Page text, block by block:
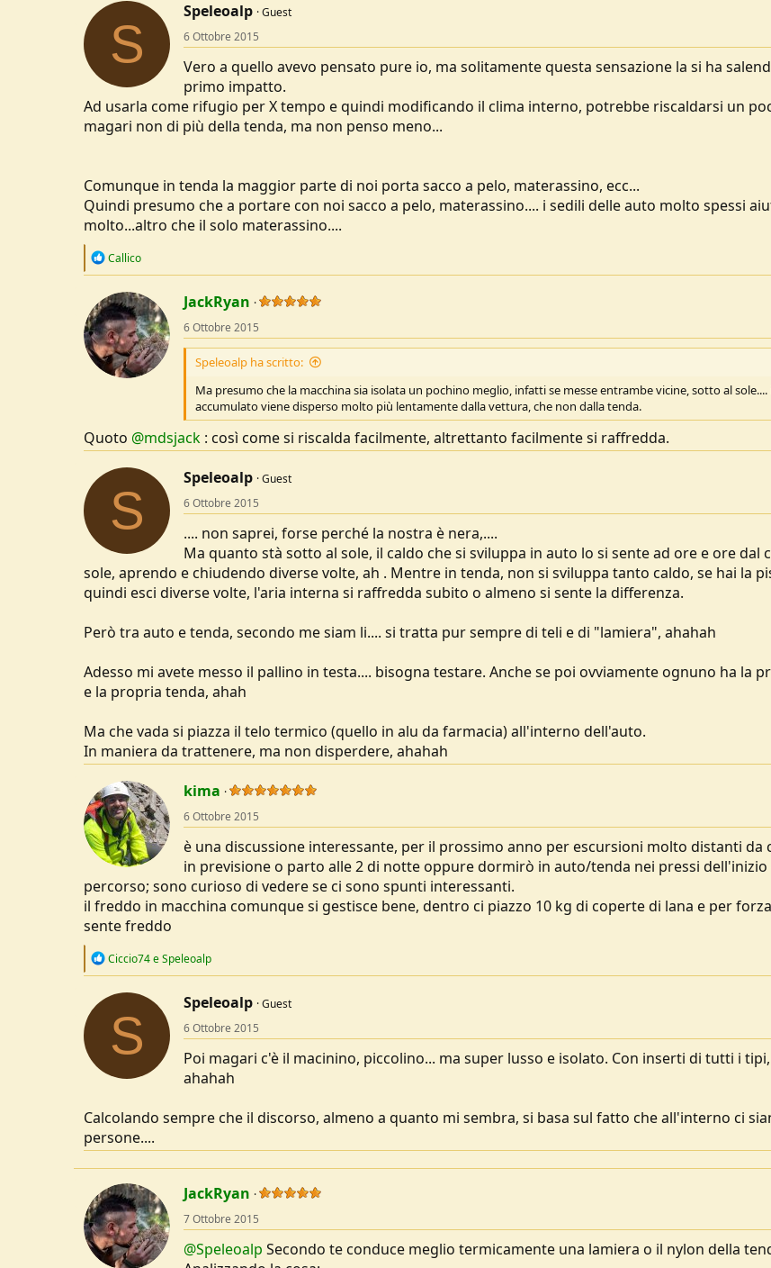
S
Speleoalp Guest
6 Ottobre 2015
Vero a quello avevo pensato pure io, ma solitamente questa sensazione la si ha
primo impatto.
Ad usarla come rifugio per X tempo e quindi modificando il clima interno, potrebbe riscaldarsi un
magari non di più della tenda, ma non penso meno...
Comunque in tenda la maggior parte di noi porta sacco a pelo, materassino, ecc...
Quindi presumo che a portare con noi sacco a pelo, materassino.... i sedili delle auto molto spessi
molto...altro che il solo materassino....
R
c
i
o
n
s
Callico
JackRyan
6 Ottobre 2015
Speleoalp ha scritto:
Ma presumo che la macchina sia isolata un pochino meglio, infatti se messe entrambe vicine, sotto al sole....
accumulato viene disperso molto più lentamente dalla vettura, che non dalla tenda.
Quoto @mdsjack : così come si riscalda facilmente, altrettanto facilmente si raffredda.
S
Speleoalp Guest
6 Ottobre 2015
.... non saprei, forse perché la nostra è nera,....
Ma quanto stà sotto al sole, il caldo che si sviluppa in auto lo si sente ad ore e ore dal
sole, aprendo e chiudendo diverse volte, ah . Mentre in tenda, non si sviluppa tanto caldo, se hai la
quindi esci diverse volte, l'aria interna si raffredda subito o almeno si sente la differenza.
Però tra auto e tenda, secondo me siam li.... si tratta pur sempre di teli e di "lamiera", ahahah
Adesso mi avete messo il pallino in testa.... bisogna testare. Anche se poi ovviamente ognuno ha la
e la propria tenda, ahah
Ma che vada si piazza il telo termico (quello in alu da farmacia) all'interno dell'auto.
In maniera da trattenere, ma non disperdere, ahahah
kima
6 Ottobre 2015
è una discussione interessante, per il prossimo anno per escursioni molto distanti da
in previsione o parto alle 2 di notte oppure dormirò in auto/tenda nei pressi dell'inizio
percorso; sono curioso di vedere se ci sono spunti interessanti.
il freddo in macchina comunque si gestisce bene, dentro ci piazzo 10 kg di coperte di lana e per
sente freddo
R
c
o
s
Ciccio74eSpeleoalp
S
Speleoalp Guest
6 Ottobre 2015
Poi magari c'è il macinino, piccolino... ma super lusso e isolato. Con inserti di tutti i tipi,
ahahah
Calcolando sempre che il discorso, almeno a quanto mi sembra, si basa sul fatto che all'interno ci
persone....
JackRyan
7 Ottobre 2015
@Speleoalp Secondo te conduce meglio termicamente una lamiera o il nylon della